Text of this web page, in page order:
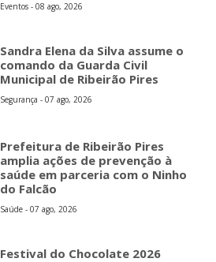
Eventos - 08 ago, 2026
Sandra Elena da Silva assume o
comando da Guarda Civil
Municipal de Ribeirão Pires
Segurança - 07 ago, 2026
Prefeitura de Ribeirão Pires
amplia ações de prevenção à
saúde em parceria com o Ninho
do Falcão
Saúde - 07 ago, 2026
Festival do Chocolate 2026